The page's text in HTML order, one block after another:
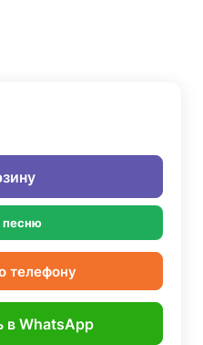
песню
телефону
в WhatsApp